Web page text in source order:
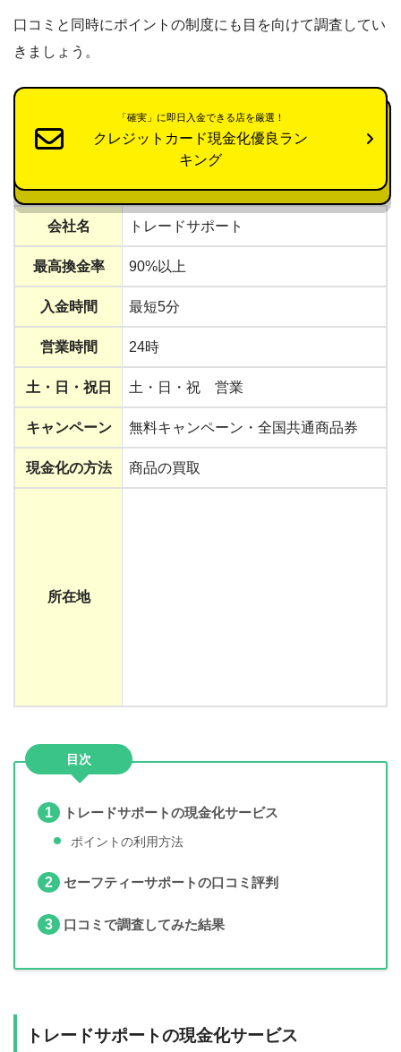
口コミと同時にポイントの制度にも目を向けて調査してい
きましょう。
「確実」に即日入金できる店を厳選！
クレジットカード現金化優良ラン
キング
会社名 トレードサポート
最高換金率 90%以上
入金時間 最短5分
営業時間 24時
土・日・祝日 土・日・祝 営業
キャンペーン 無料キャンペーン・全国共通商品券
現金化の方法 商品の買取
所在地
目次
1 トレードサポートの現金化サービス
ポイントの利用方法
2 セーフティーサポートの口コミ評判
3 口コミで調査してみた結果
トレードサポートの現金化サービス